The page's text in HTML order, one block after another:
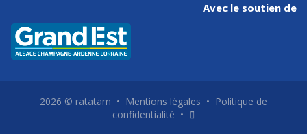
Avec le soutien de
2026 © ratatam • Mentions légales • Politique de
confidentialité •